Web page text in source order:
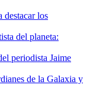
destacar los
del planeta:
periodista Jaime
de la Galaxia y